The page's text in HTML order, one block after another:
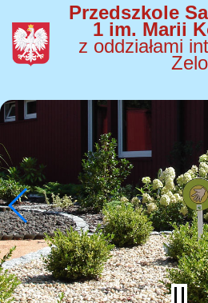
Przedszkole
1 im. Marii
z oddziałami